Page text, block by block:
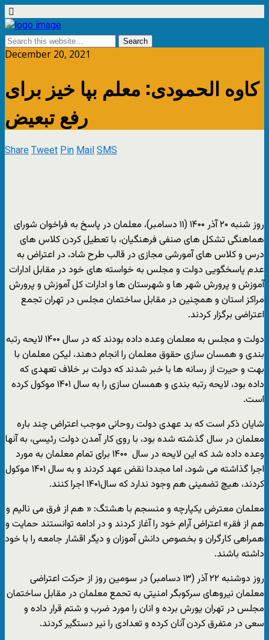
December 20, 2021
کاوه الحمودی: معلم بپا خیز برای
رفع تبعیض
ShareTweetPinMailSMS
روز شنبه ۲۰ آذر ۱۴۰۰ (۱۱ دسامبر)، معلمان در پاسخ به فراخوان شورای
هماهنگی تشکل های صنفی فرهنگیان، با تعطیل کردن کلاس های
درس و کلاس های آمورشی مجازی در قالب طرح شاد، در اعتراض به
عدم پاسخگویی دولت و مجلس به خواسته های خود در مقابل ادارات
آموزش و پرورش شهر ها و شهرستان ها و ادارات کل آموزش و پرورش
مراکز استان و همچنین در مقابل ساختمان مجلس در تهران تجمع
اعتراضی برگزار کردند.
دولت و مجلس به معلمان وعده داده بودند که در سال ۱۴۰۰ لایحه رتبه
بندی و همسان سازی حقوق معلمان را انجام دهند، لیکن معلمان با
بهت و حیرت از رسانه ها با خبر شدند که دولت بر خلاف تعهدی که
داده بود، لایحه رتبه بندی و همسان سازی را به سال ۱۴۰۱ موکول کرده
است.
شایان ذکر است که بد عهدی دولت روحانی موجب اعتراض چند باره
معلمان در سال گذشته شده بود، با روی کار آمدن دولت رئیسی، به آنها
وعده داده شد که این لایحه در سال ۱۴۰۰ برای تمام معلمان به مورد
اجرا گذاشته می شود، اما مجددا نقض عهد کردند و به سال ۱۴۰۱ موکول
کردند، هیچ تضمینی هم وجود ندارد که سال۱۴۰۱ اجرا کنند.
معلمان معترض یکپارچه و منسجم با هشتگ: « هم از فرق می نالیم و
هم از فقر» اعتراض آرام خود را آغاز کردند و در ادامه توانستند حمایت و
همراهی کارگران و بخصوص دانش آموزان و دیگر اقشار جامعه را با خود
داشته باشند.
روز دوشنبه ۲۲ آذر (۱۳ دسامبر) در سومین روز از حرکت اعتراضی
معلمان نیروهای سرکوبگر امنیتی به تحمع معلمان در مقابل ساختمان
مجلس در تهران یورش برده و انان را مورد ضرب و شتم قرار داده و
سعی در متفرق کردن آنان کرده و تعدادی را نیر دستگیر کردند.